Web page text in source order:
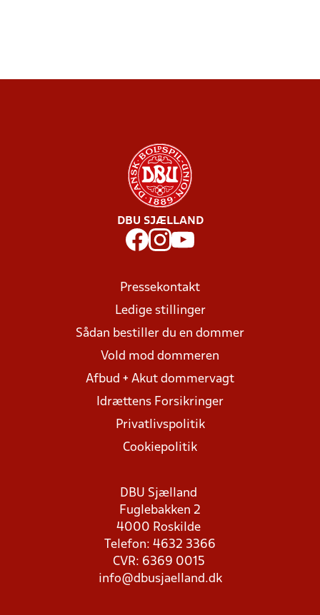
DBU SJÆLLAND
Pressekontakt
Ledige stillinger
Sådan bestiller du en dommer
Vold mod dommeren
Afbud + Akut dommervagt
Idrættens Forsikringer
Privatlivspolitik
Cookiepolitik
DBU Sjælland
Fuglebakken 2
4000 Roskilde
Telefon: 4632 3366
CVR: 6369 0015
info@dbusjaelland.dk